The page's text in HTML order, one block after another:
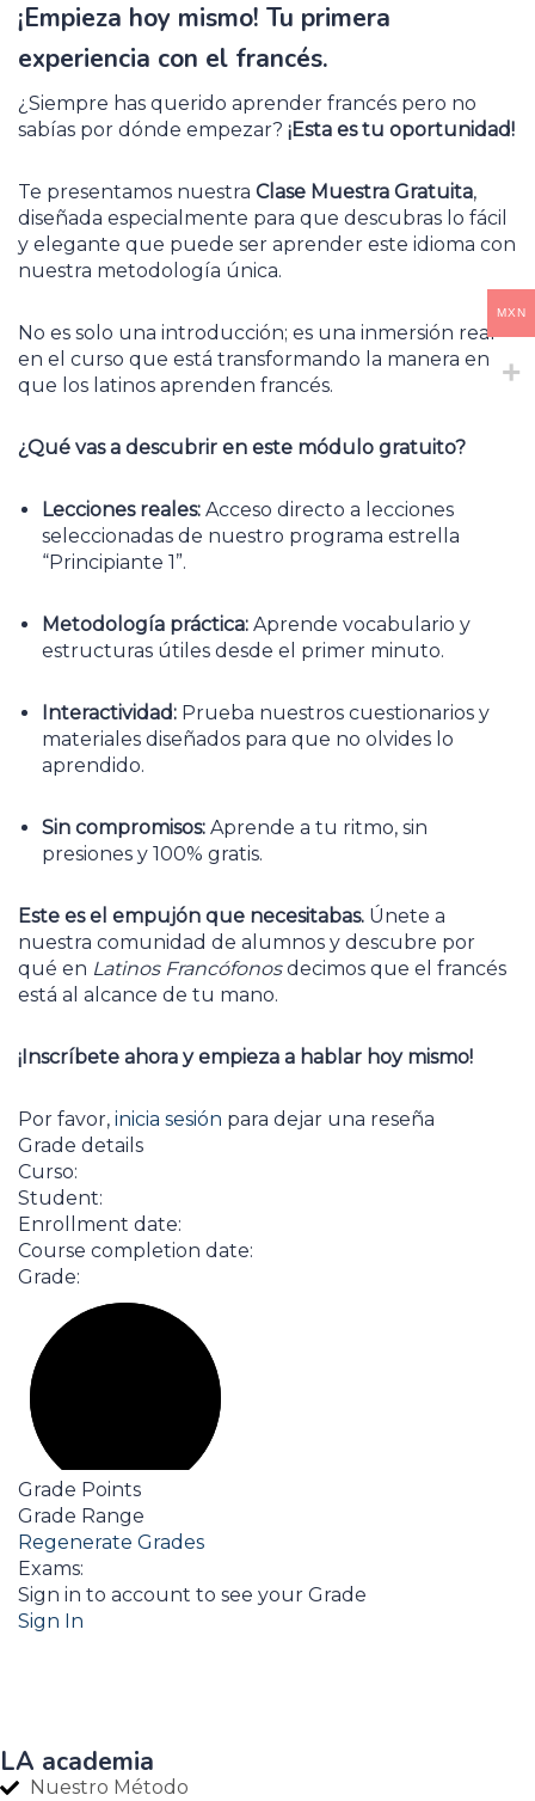
¡Empieza hoy mismo! Tu primera
experiencia con el francés.
¿Siempre has querido aprender francés pero no
sabías por dónde empezar? ¡Esta es tu oportunidad!
Te presentamos nuestra Clase Muestra Gratuita,
diseñada especialmente para que descubras lo fácil
y elegante que puede ser aprender este idioma con
nuestra metodología única.
No es solo una introducción; es una inmersión real
en el curso que está transformando la manera en
que los latinos aprenden francés.
¿Qué vas a descubrir en este módulo gratuito?
Lecciones reales: Acceso directo a lecciones
seleccionadas de nuestro programa estrella
“Principiante 1”.
Metodología práctica: Aprende vocabulario y
estructuras útiles desde el primer minuto.
Interactividad: Prueba nuestros cuestionarios y
materiales diseñados para que no olvides lo
aprendido.
Sin compromisos: Aprende a tu ritmo, sin
presiones y 100% gratis.
Este es el empujón que necesitabas. Únete a
nuestra comunidad de alumnos y descubre por
qué en Latinos Francófonosdecimos que el francés
está al alcance de tu mano.
¡Inscríbete ahora y empieza a hablar hoy mismo!
Por favor, inicia sesión para dejar una reseña
Grade details
Curso:
Student:
Enrollment date:
Course completion date:
Grade:
Grade Points
Grade Range
Regenerate Grades
Exams:
Sign in to account to see your Grade
Sign In
LA academia
Nuestro Método
MXN